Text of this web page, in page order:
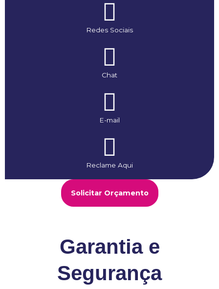
Redes Sociais
Chat
E-mail
Reclame Aqui
Solicitar Orçamento
Garantia e
Segurança